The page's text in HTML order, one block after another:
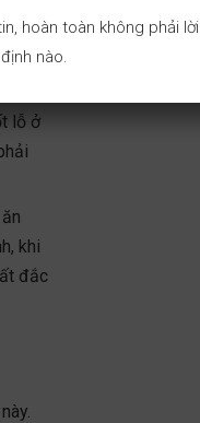
lỗ tạo
lỗ ở
khi
đắc
hoàn toàn không phải lời
nào.